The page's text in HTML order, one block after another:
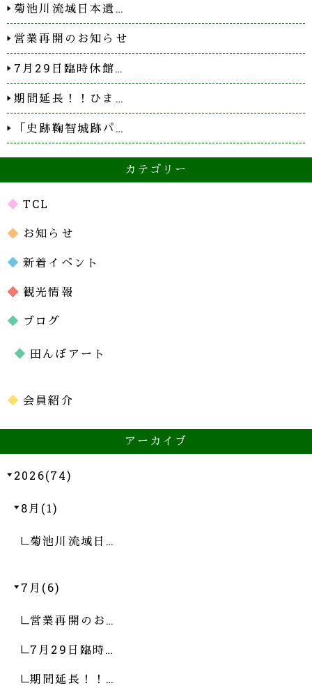
菊池川流域日本遺…
営業再開のお知らせ
7月29日臨時休館…
期間延長！！ひま…
「史跡鞠智城跡パ…
カテゴリー
TCL
お知らせ
新着イベント
観光情報
ブログ
田んぼアート
会員紹介
アーカイブ
2026(74)
8月(1)
菊池川流域日…
7月(6)
営業再開のお…
7月29日臨時…
期間延長！！…